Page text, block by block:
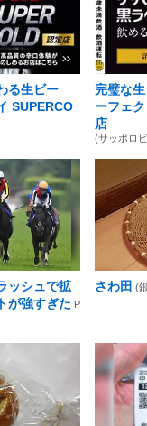
る生ビー
SUPERCO
完璧な
ーフェ
店
(サッポロ
ッシュで拡
が強すぎた P
さわ田 (